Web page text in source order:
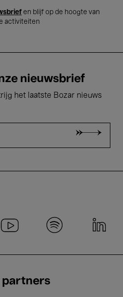
en blijf op de hoogte van
activiteiten
nieuwsbrief
het laatste Bozar nieuws
partners